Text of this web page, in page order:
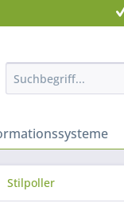
Stilpoller